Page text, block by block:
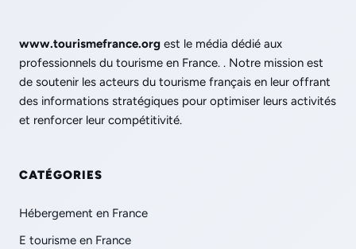
www.tourismefrance.org est le média dédié aux
professionnels du tourisme en France. . Notre mission est
de soutenir les acteurs du tourisme français en leur offrant
des informations stratégiques pour optimiser leurs activités
et renforcer leur compétitivité.
CATÉGORIES
Hébergement en France
E tourisme en France